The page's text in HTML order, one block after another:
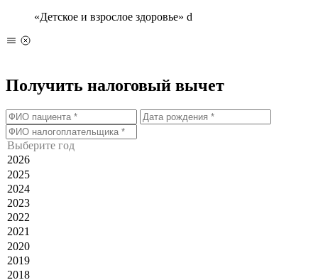
«Детское и взрослое здоровье» d
Получить налоговый вычет